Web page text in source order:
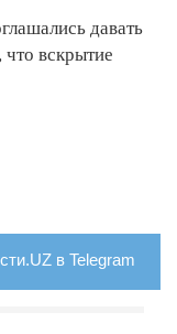
давать
вскрытие
в Telegram